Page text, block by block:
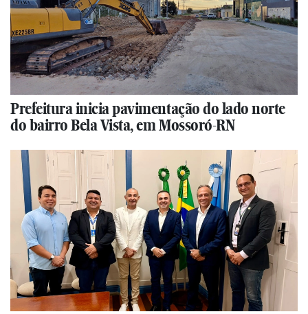
Prefeitura inicia pavimentação do lado norte
do bairro Bela Vista, em Mossoró-RN